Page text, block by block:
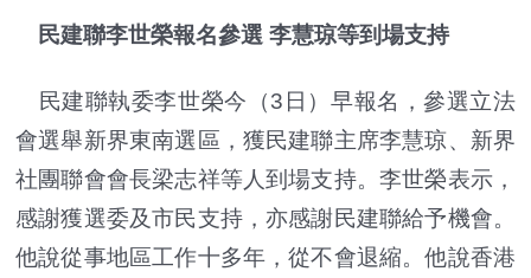
民建聯李世榮報名參選 李慧琼等到場支持
民建聯執委李世榮今（3日）早報名，參選立法
會選舉新界東南選區，獲民建聯主席李慧琼、新界
社團聯會會長梁志祥等人到場支持。李世榮表示，
感謝獲選委及市民支持，亦感謝民建聯給予機會。
他說從事地區工作十多年，從不會退縮。他說香港